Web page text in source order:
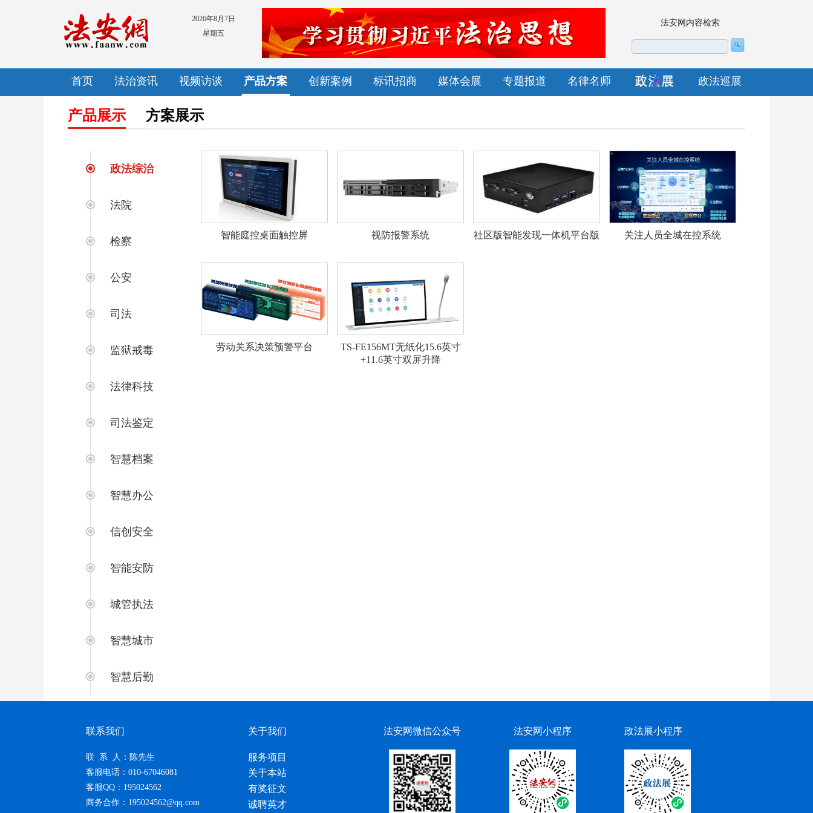
2026年8月7日
星期五
法安网内容检索
首页 法治资讯 视频访谈 产品方案 创新案例 标讯招商 媒体会展 专题报道 名律名师 政法巡展
产品展示 方案展示
政法综治
法院
检察
公安
司法
监狱戒毒
法律科技
司法鉴定
智慧档案
智慧办公
信创安全
智能安防
城管执法
智慧城市
智慧后勤
智能庭控桌面触控屏 视防报警系统 社区版智能发现一体机平台版 关注人员全城在控系统
劳动关系决策预警平台
TS-FE156MT无纸化15.6英寸
+11.6英寸双屏升降
联系我们
联 系 人：陈先生
客服电话：010-67046081
客服QQ：195024562
商务合作：195024562@qq.com
关于我们
服务项目
关于本站
有奖征文
诚聘英才
法安网微信公众号 法安网小程序 政法展小程序